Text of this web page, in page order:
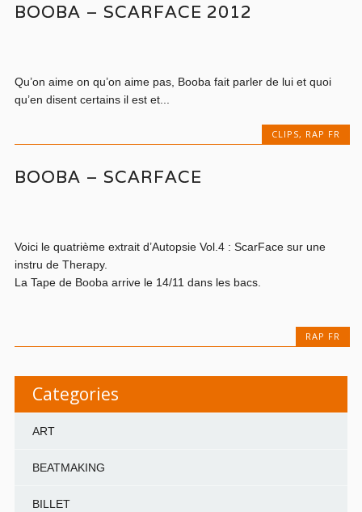
BOOBA – SCARFACE 2012
Qu’on aime on qu’on aime pas, Booba fait parler de lui et quoi
qu’en disent certains il est et...
CLIPS, RAP FR
BOOBA – SCARFACE
Voici le quatrième extrait d’Autopsie Vol.4 : ScarFace sur une
instru de Therapy.
La Tape de Booba arrive le 14/11 dans les bacs.
RAP FR
Categories
ART
BEATMAKING
BILLET